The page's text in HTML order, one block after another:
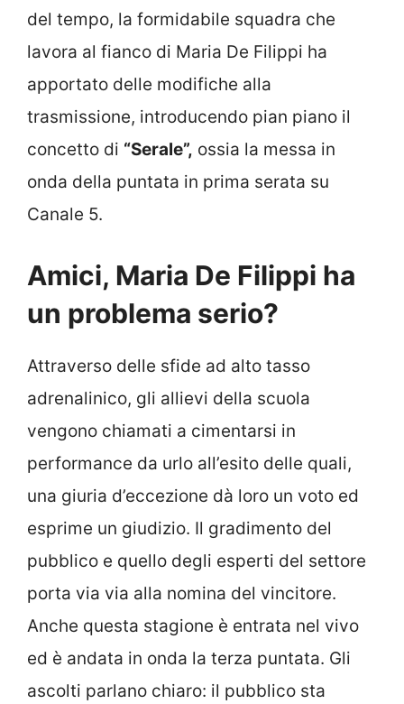
del tempo, la formidabile squadra che
lavora al fianco di Maria De Filippi ha
apportato delle modifiche alla
trasmissione, introducendo pian piano il
concetto di “Serale”, ossia la messa in
onda della puntata in prima serata su
Canale 5.
Amici, Maria De Filippi ha
un problema serio?
Attraverso delle sfide ad alto tasso
adrenalinico, gli allievi della scuola
vengono chiamati a cimentarsi in
performance da urlo all’esito delle quali,
una giuria d’eccezione dà loro un voto ed
esprime un giudizio. Il gradimento del
pubblico e quello degli esperti del settore
porta via via alla nomina del vincitore.
Anche questa stagione è entrata nel vivo
ed è andata in onda la terza puntata. Gli
ascolti parlano chiaro: il pubblico sta